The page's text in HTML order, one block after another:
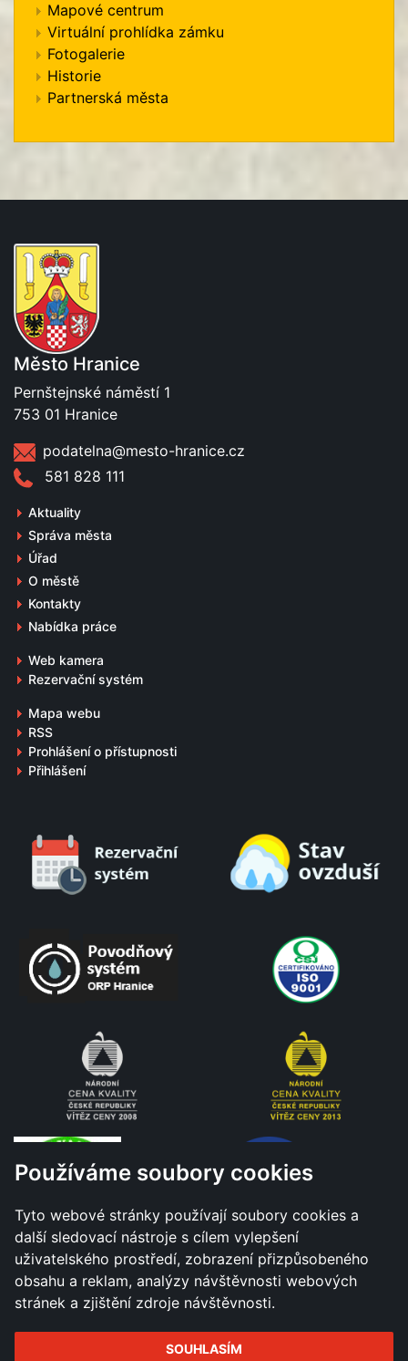
Používáme soubory cookies
Tyto webové stránky používají soubory cookies a
další sledovací nástroje s cílem vylepšení
uživatelského prostředí, zobrazení přizpůsobeného
obsahu a reklam, analýzy návštěvnosti webových
stránek a zjištění zdroje návštěvnosti.
SOUHLASÍM
Mapové centrum
Virtuální prohlídka zámku
Fotogalerie
Historie
Partnerská města
Město Hranice
Pernštejnské náměstí 1
753 01 Hranice
podatelna@mesto-hranice.cz
581 828 111
Aktuality
Správa města
Úřad
O městě
Kontakty
Nabídka práce
Web kamera
Rezervační systém
Mapa webu
RSS
Prohlášení o přístupnosti
Přihlášení